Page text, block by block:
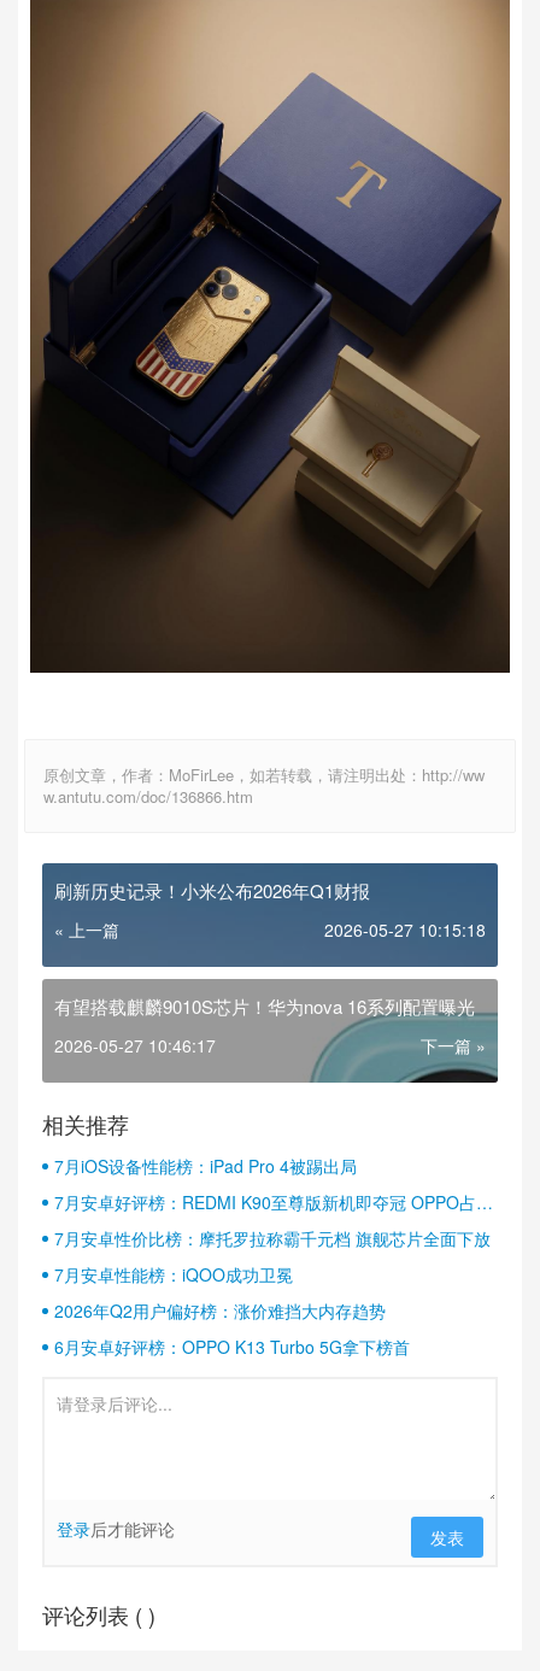
原创文章，作者：MoFirLee，如若转载，请注明出处：http://ww
w.antutu.com/doc/136866.htm
刷新历史记录！小米公布2026年Q1财报
« 上一篇 2026-05-27 10:15:18
有望搭载麒麟9010S芯片！华为nova 16系列配置曝光
2026-05-27 10:46:17 下一篇 »
相关推荐
7月iOS设备性能榜：iPad Pro 4被踢出局
7月安卓好评榜：REDMI K90至尊版新机即夺冠 OPPO占据
半壁江山
7月安卓性价比榜：摩托罗拉称霸千元档 旗舰芯片全面下放
7月安卓性能榜：iQOO成功卫冕
2026年Q2用户偏好榜：涨价难挡大内存趋势
6月安卓好评榜：OPPO K13 Turbo 5G拿下榜首
登录后才能评论 发表
评论列表 ( )